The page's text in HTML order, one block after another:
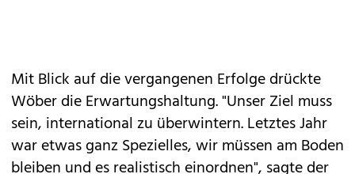
Mit Blick auf die vergangenen Erfolge drückte
Wöber die Erwartungshaltung. "Unser Ziel muss
sein, international zu überwintern. Letztes Jahr
war etwas ganz Spezielles, wir müssen am Boden
bleiben und es realistisch einordnen", sagte der